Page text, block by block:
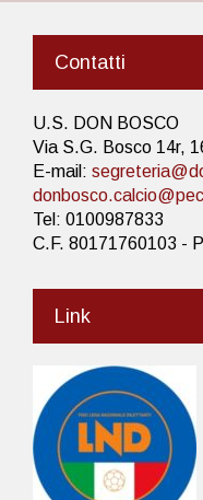
Contatti
U.S. DON BOSCO
Via S.G. Bosco 14r,
E-mail:
Tel: 0100987833
C.F. 80171760103 -
Link